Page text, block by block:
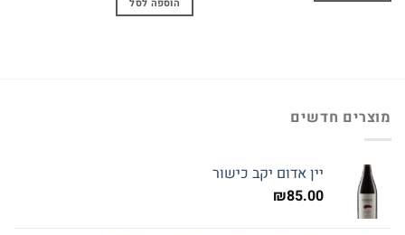
הוספה לסל
מוצרים חדשים
יין אדום יקב כישור
₪85.00